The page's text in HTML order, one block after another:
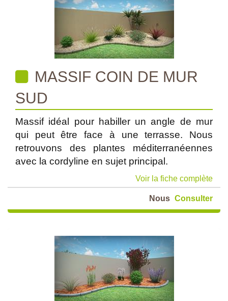
MASSIF COIN DE MUR
SUD
Massif idéal pour habiller un angle de mur
qui peut être face à une terrasse. Nous
retrouvons des plantes méditerranéennes
avec la cordyline en sujet principal.
Voir la fiche complète
Nous Consulter